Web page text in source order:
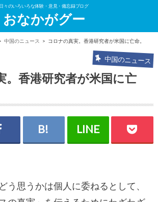
日々のいろいろな体験・意見・備忘録ブログ
おなかがグー
中国のニュース コロナの真実。香港研究者が米国に亡命。
中国のニュース
。香港研究者が米国に亡
う思うかは個人に委ねるとして、